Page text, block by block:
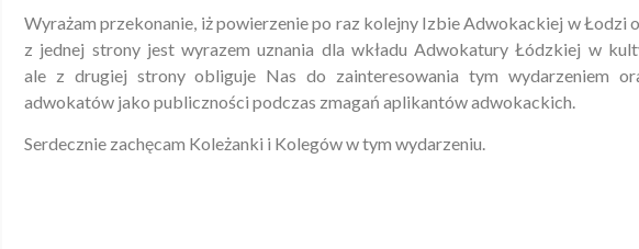
Wyrażam przekonanie, iż powierzenie po raz kolejny Izbie Adwokackiej w Łodzi
z jednej strony jest wyrazem uznania dla wkładu Adwokatury Łódzkiej w
ale z drugiej strony obliguje Nas do zainteresowania tym wydarzeniem
adwokatów jako publiczności podczas zmagań aplikantów adwokackich.
Serdecznie zachęcam Koleżanki i Kolegów w tym wydarzeniu.